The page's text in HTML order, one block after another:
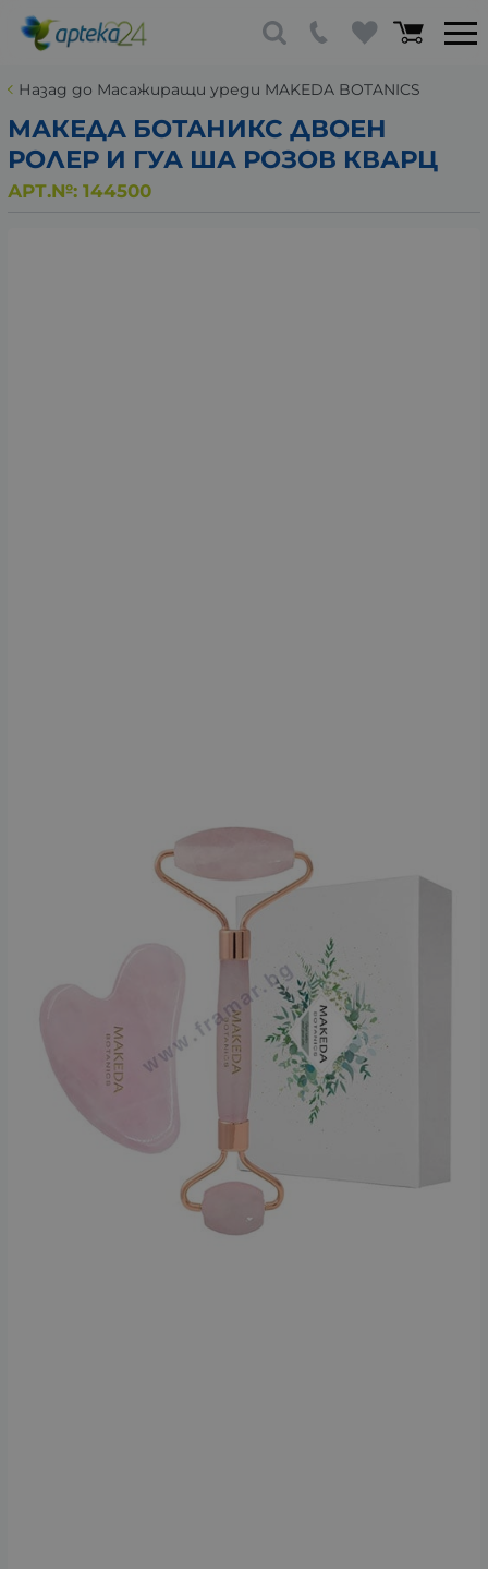
Назад до Масажиращи уреди MAKEDA BOTANICS
МАКЕДА БОТАНИКС ДВОЕН
РОЛЕР И ГУА ША РОЗОВ КВАРЦ
АРТ.№: 144500